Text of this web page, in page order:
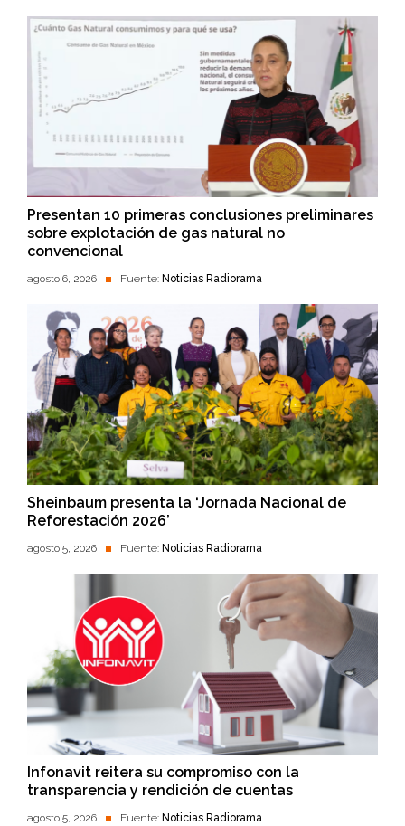
Presentan 10 primeras conclusiones preliminares
sobre explotación de gas natural no
convencional
agosto 6, 2026 Fuente: Noticias Radiorama
Sheinbaum presenta la ‘Jornada Nacional de
Reforestación 2026’
agosto 5, 2026 Fuente: Noticias Radiorama
Infonavit reitera su compromiso con la
transparencia y rendición de cuentas
agosto 5, 2026 Fuente: Noticias Radiorama